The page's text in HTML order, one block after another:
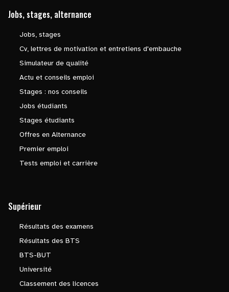
Jobs, stages, alternance
Jobs, stages
Cv, lettres de motivation et entretiens d'embauche
Simulateur de qualité
Actu et conseils emploi
Stages : nos conseils
Jobs étudiants
Stages étudiants
Offres en Alternance
Premier emploi
Tests emploi et carrière
Supérieur
Résultats des examens
Résultats des BTS
BTS-BUT
Université
Classement des licences